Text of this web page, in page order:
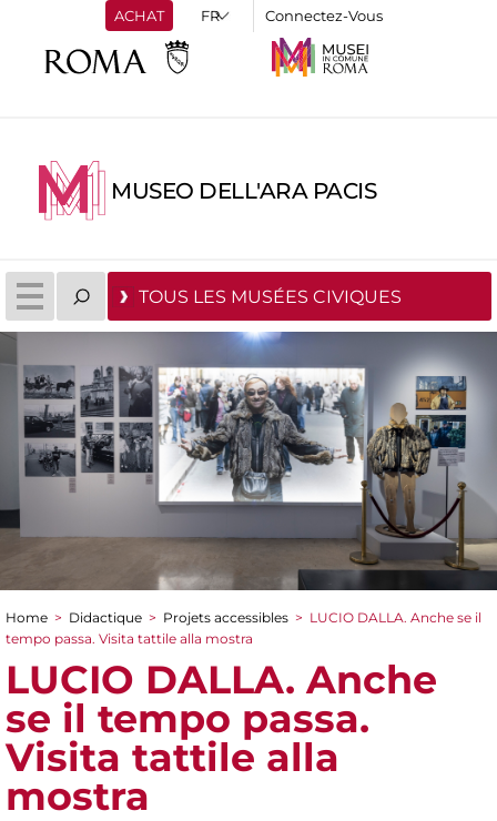
ACHAT Connectez-Vous
MUSEO DELL'ARA PACIS
TOUS LES MUSÉES CIVIQUES
You are here
Home > Didactique > Projets accessibles > LUCIO DALLA. Anche se il
tempo passa. Visita tattile alla mostra
LUCIO DALLA. Anche
se il tempo passa.
Visita tattile alla
mostra